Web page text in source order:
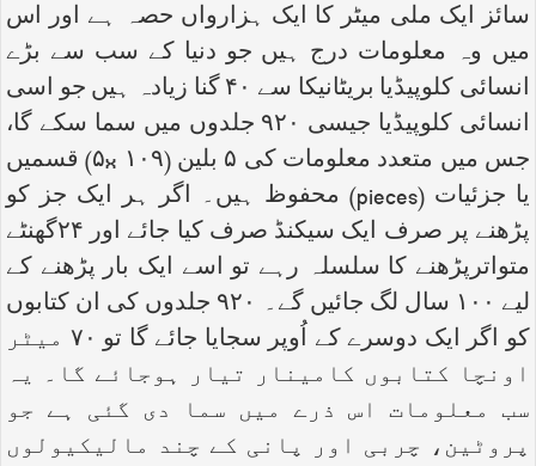
سائز ایک ملی میٹر کا ایک ہزارواں حصہ ہے اور اس
میں وہ معلومات درج ہیں جو دنیا کے سب سے بڑے
انسائی کلوپیڈیا بریٹانیکا سے ۴۰ گنا زیادہ ہیں جو اسی
انسائی کلوپیڈیا جیسی ۹۲۰ جلدوں میں سما سکے گا،
جس میں متعدد معلومات کی ۵ بلین (۱۰۹
x ۵) قسمیں
یا جزئیات (pieces) محفوظ ہیں۔ اگر ہر ایک جز کو
پڑھنے پر صرف ایک سیکنڈ صرف کیا جائے اور ۲۴گھنٹے
متواترپڑھنے کا سلسلہ رہے تو اسے ایک بار پڑھنے کے
لیے ۱۰۰ سال لگ جائیں گے۔ ۹۲۰ جلدوں کی ان کتابوں
کو اگر ایک دوسرے کے اُوپر سجایا جائے گا تو ۷۰ میٹر
اونچا کتابوں کامینار تیار ہوجائے گا۔ یہ
سب معلومات اس ذرے میں سما دی گئی ہے جو
پروٹین، چربی اور پانی کے چند مالیکیولوں